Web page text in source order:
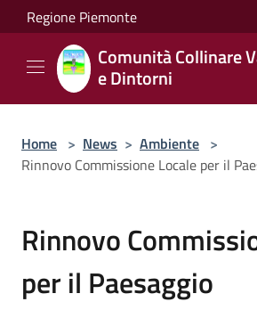
Salta al contenuto principale
Regione Piemonte
Comunità Collinare
e Dintorni
Home > News > Ambiente >
Rinnovo Commissione Locale per il
Rinnovo
per il Paesaggio